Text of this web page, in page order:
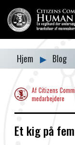
Hjem ▶ Blog
Af Citizens
medarbejdere
Et kig på